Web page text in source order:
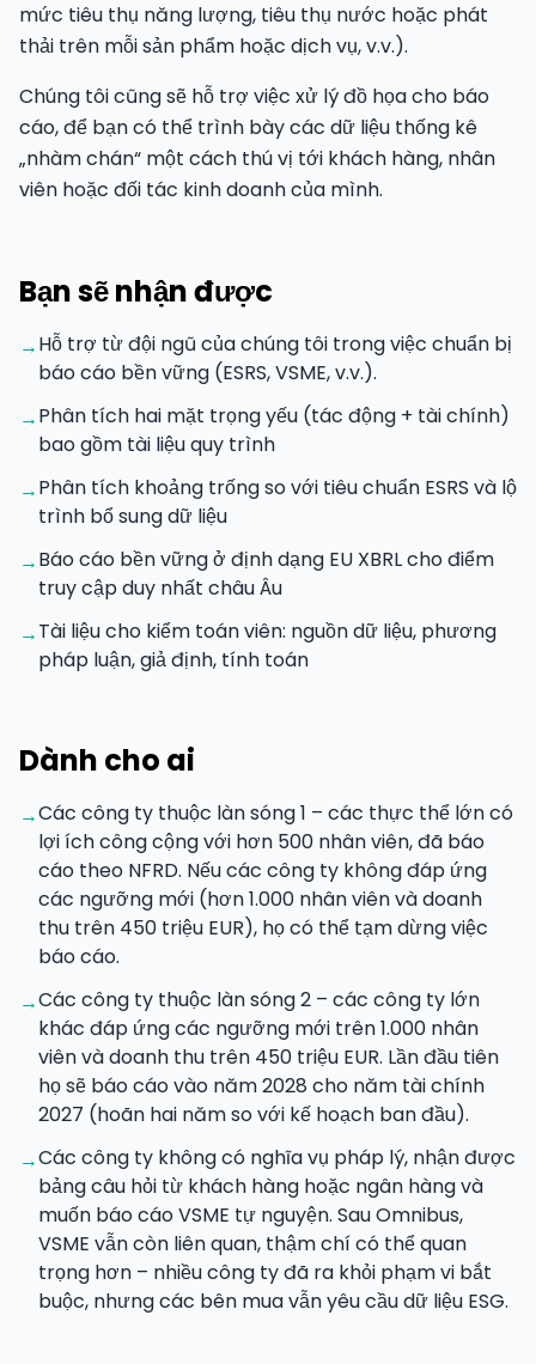
mức tiêu thụ năng lượng, tiêu thụ nước hoặc phát
thải trên mỗi sản phẩm hoặc dịch vụ, v.v.).
Chúng tôi cũng sẽ hỗ trợ việc xử lý đồ họa cho báo
cáo, để bạn có thể trình bày các dữ liệu thống kê
„nhàm chán“ một cách thú vị tới khách hàng, nhân
viên hoặc đối tác kinh doanh của mình.
Bạn sẽ nhận được
→Hỗ trợ từ đội ngũ của chúng tôi trong việc chuẩn bị
báo cáo bền vững (ESRS, VSME, v.v.).
→Phân tích hai mặt trọng yếu (tác động + tài chính)
bao gồm tài liệu quy trình
→Phân tích khoảng trống so với tiêu chuẩn ESRS và lộ
trình bổ sung dữ liệu
→Báo cáo bền vững ở định dạng EU XBRL cho điểm
truy cập duy nhất châu Âu
→Tài liệu cho kiểm toán viên: nguồn dữ liệu, phương
pháp luận, giả định, tính toán
Dành cho ai
→Các công ty thuộc làn sóng 1 – các thực thể lớn có
lợi ích công cộng với hơn 500 nhân viên, đã báo
cáo theo NFRD. Nếu các công ty không đáp ứng
các ngưỡng mới (hơn 1.000 nhân viên và doanh
thu trên 450 triệu EUR), họ có thể tạm dừng việc
báo cáo.
→Các công ty thuộc làn sóng 2 – các công ty lớn
khác đáp ứng các ngưỡng mới trên 1.000 nhân
viên và doanh thu trên 450 triệu EUR. Lần đầu tiên
họ sẽ báo cáo vào năm 2028 cho năm tài chính
2027 (hoãn hai năm so với kế hoạch ban đầu).
→Các công ty không có nghĩa vụ pháp lý, nhận được
bảng câu hỏi từ khách hàng hoặc ngân hàng và
muốn báo cáo VSME tự nguyện. Sau Omnibus,
VSME vẫn còn liên quan, thậm chí có thể quan
trọng hơn – nhiều công ty đã ra khỏi phạm vi bắt
buộc, nhưng các bên mua vẫn yêu cầu dữ liệu ESG.